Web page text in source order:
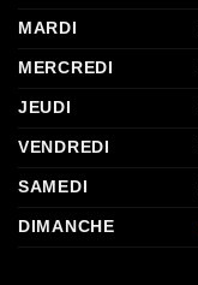
MARDI
MERCREDI
JEUDI
VENDREDI
SAMEDI
DIMANCHE